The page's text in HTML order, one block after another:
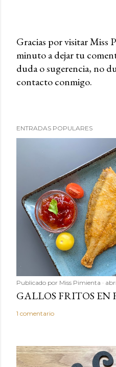
P
u
b
a
r
i
o
Gracias por visitar Miss
minuto a dejar tu
duda o sugerencia, no
contacto conmigo.
ENTRADAS POPULARES
Publicado por Miss Pimienta
GALLOS FRITOS
1 comentario